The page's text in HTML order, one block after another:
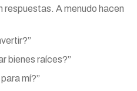
respuestas. A menudo hacen
bienes raíces?”
mí?”